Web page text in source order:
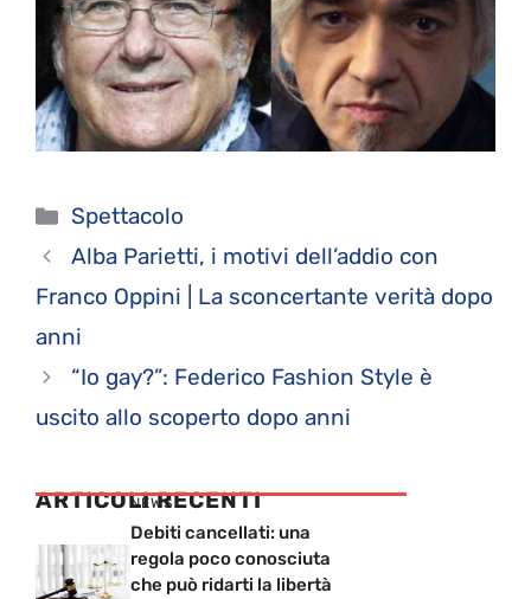
Categorie
Spettacolo
Alba Parietti, i motivi dell’addio con
Franco Oppini | La sconcertante verità dopo
anni
“Io gay?”: Federico Fashion Style è
uscito allo scoperto dopo anni
ARTICOLI RECENTI
NEWS
Debiti cancellati: una
regola poco conosciuta
che può ridarti la libertà